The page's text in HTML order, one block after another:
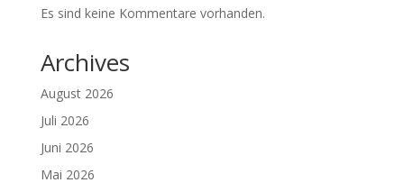
Es sind keine Kommentare vorhanden.
Archives
August 2026
Juli 2026
Juni 2026
Mai 2026